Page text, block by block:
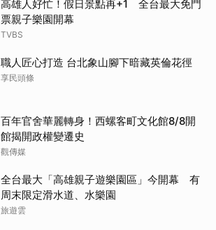
高雄人好忙！假日景點再+1 全台最大免門
票親子樂園開幕
TVBS
職人匠心打造 台北象山腳下暗藏英倫花徑
享民頭條
百年官舍華麗轉身！西螺客町文化館8/8開
館揭開政權變遷史
觀傳媒
全台最大「高雄親子遊樂園區」今開幕 有
周末限定滑水道、水樂園
旅遊雲